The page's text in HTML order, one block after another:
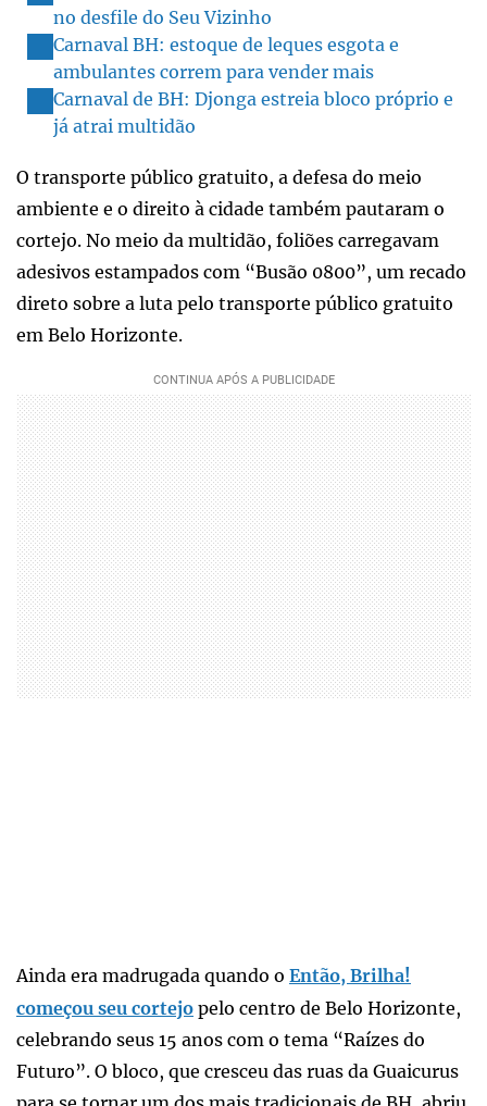
no desfile do Seu Vizinho
Carnaval BH: estoque de leques esgota e
ambulantes correm para vender mais
Carnaval de BH: Djonga estreia bloco próprio e
já atrai multidão
O transporte público gratuito, a defesa do meio
ambiente e o direito à cidade também pautaram o
cortejo. No meio da multidão, foliões carregavam
adesivos estampados com “Busão 0800”, um recado
direto sobre a luta pelo transporte público gratuito
em Belo Horizonte.
Ainda era madrugada quando o Então, Brilha!
começou seu cortejo pelo centro de Belo Horizonte,
celebrando seus 15 anos com o tema “Raízes do
Futuro”. O bloco, que cresceu das ruas da Guaicurus